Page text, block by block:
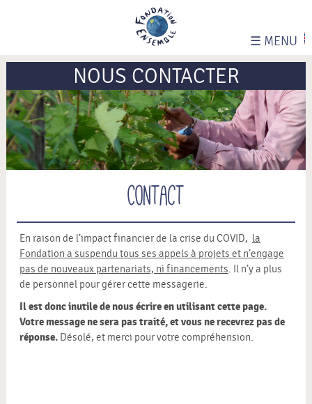
☰ MENU
NOUS CONTACTER
Contact
En raison de l’impact financier de la crise du COVID, la
Fondation a suspendu tous ses appels à projets et n’engage
pas de nouveaux partenariats, ni financements. Il n’y a plus
de personnel pour gérer cette messagerie.
Il est donc inutile de nous écrire en utilisant cette page.
Votre message ne sera pas traité, et vous ne recevrez pas de
réponse.Désolé, et merci pour votre compréhension.